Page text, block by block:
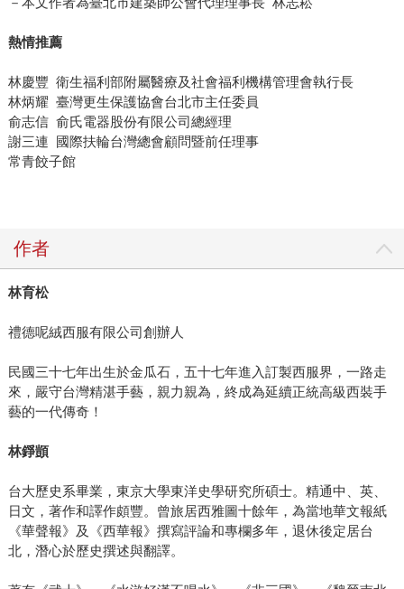
熱情推薦
林慶豐 衛生福利部附屬醫療及社會福利機構管理會執行長
林炳耀 臺灣更生保護協會台北市主任委員
俞志信 俞氏電器股份有限公司總經理
謝三連 國際扶輪台灣總會顧問暨前任理事
常青餃子館
作者
林育松
禮德呢絨西服有限公司創辦人
民國三十七年出生於金瓜石，五十七年進入訂製西服界，一路走
來，嚴守台灣精湛手藝，親力親為，終成為延續正統高級西裝手
藝的一代傳奇！
林錚顗
台大歷史系畢業，東京大學東洋史學研究所碩士。精通中、英、
日文，著作和譯作頗豐。曾旅居西雅圖十餘年，為當地華文報紙
《華聲報》及《西華報》撰寫評論和專欄多年，退休後定居台
北，潛心於歷史撰述與翻譯。